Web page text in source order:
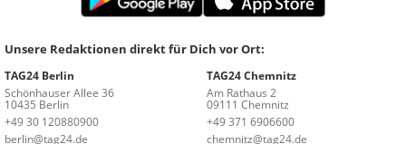
Unsere Redaktionen direkt für Dich vor Ort:
TAG24 Berlin
Schönhauser Allee 36
10435 Berlin
+49 30 120880900
berlin@tag24.de
TAG24 Chemnitz
Am Rathaus 2
09111 Chemnitz
+49 371 6906600
chemnitz@tag24.de